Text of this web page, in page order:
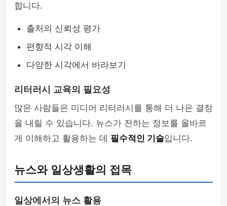
합니다.
출처의 신뢰성 평가
편향적 시각 이해
다양한 시각에서 바라보기
리터러시 교육의 필요성
많은 사람들은 미디어 리터러시를 통해 더 나은 결정
을 내릴 수 있습니다. 뉴스가 전하는 정보를 올바르
게 이해하고 활용하는 데 필수적인 기술입니다.
뉴스와 일상생활의 접목
일상에서의 뉴스 활용